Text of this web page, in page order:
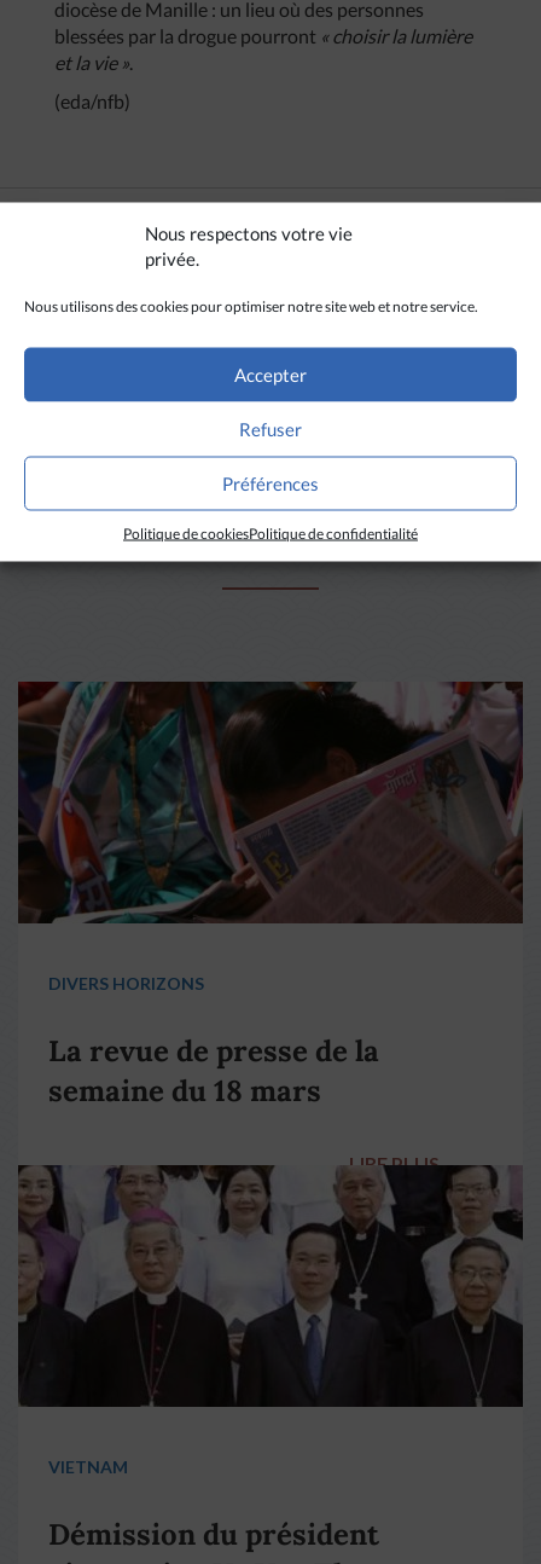
Nous respectons votre vie
privée.
Nous utilisons des cookies pour optimiser notre site web et notre service.
Accepter
Refuser
Préférences
Politique de cookiesPolitique de confidentialité
diocèse de Manille : un lieu où des personnes
blessées par la drogue pourront « choisir la lumière
et la vie ».
(eda/nfb)
A LIRE AUSSI
DIVERS HORIZONS
La revue de presse de la
semaine du 18 mars
LIRE PLUS →
VIETNAM
Démission du président